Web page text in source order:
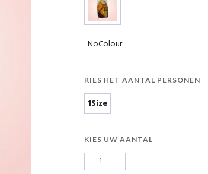
NoColour
KIES HET AANTAL PERSONEN
1Size
KIES UW AANTAL